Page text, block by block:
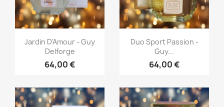
Aperçu rapide
Jardin D'Amour - Guy
Delforge
64,00 €
Aperçu rapide
Duo Sport Passion -
Guy...
64,00 €